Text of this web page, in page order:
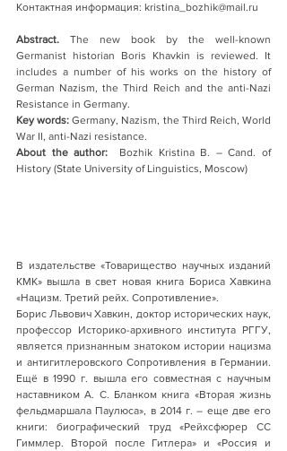
Контактная информация: kristina_bozhik@mail.ru
Abstract. The new book by the well-known
Germanist historian Boris Khavkin is reviewed. It
includes a number of his works on the history of
German Nazism, the Third Reich and the anti-Nazi
Resistance in Germany.
Key words: Germany, Nazism, the Third Reich, World
War II, anti-Nazi resistance.
About the author:
  Bozhik Kristina B. – Cand. of
History (State University of Linguistics, Moscow)
В издательстве «Товарищество научных изданий
КМК» вышла в свет новая книга Бориса Хавкина
«Нацизм. Третий рейх. Сопротивление».
Борис Львович Хавкин, доктор исторических наук,
профессор Историко-архивного института РГГУ,
является признанным знатоком истории нацизма
и антигитлеровского Сопротивления в Германии.
Ещё в 1990 г. вышла его совместная с научным
наставником А. С. Бланком книга «Вторая жизнь
фельдмаршала Паулюса», в 2014 г. – еще две его
книги: биографический труд «Рейхсфюрер СС
Гиммлер. Второй после Гитлера» и «Россия и